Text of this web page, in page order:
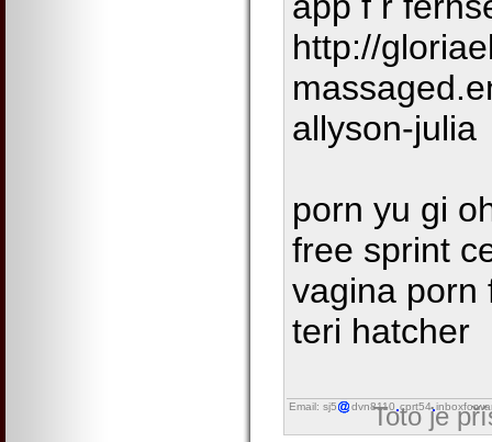
http://
allyson-julia
porn yu gi
free sprint
vagina porn
teri hatcher
Email: sj5 dvn8110 cprt54
Toto je